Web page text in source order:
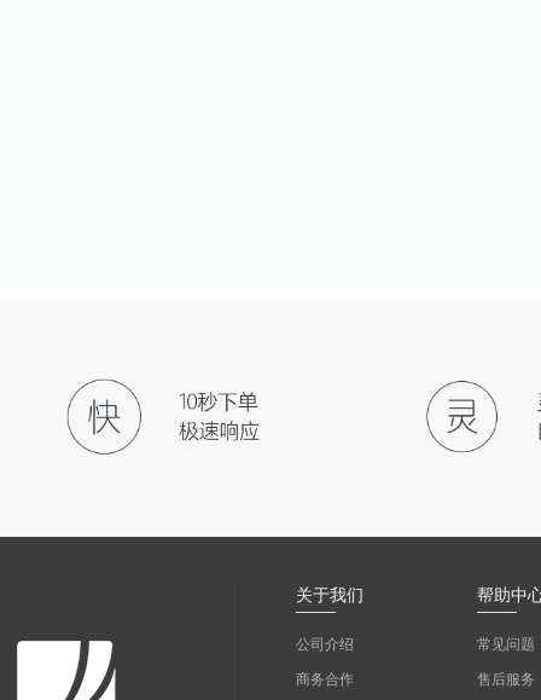
关于我们
公司介绍
商务合作
帮助中
常见问题
售后服务